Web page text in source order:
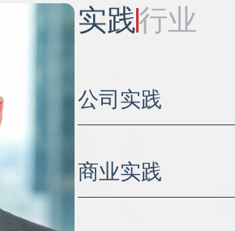
实践行业
公司实践
公司治理
法律尽职调查
商业实践